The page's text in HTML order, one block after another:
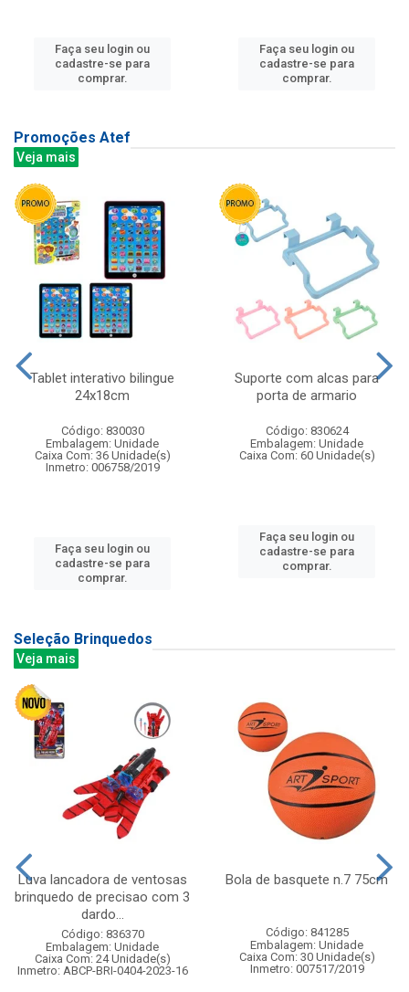
Faça seu login ou
cadastre-se para
comprar.
Faça seu login ou
cadastre-se para
comprar.
Promoções Atef
Veja mais
Tablet interativo bilingue
24x18cm
Código: 830030
Embalagem: Unidade
Caixa Com: 36 Unidade(s)
Inmetro: 006758/2019
Faça seu login ou
cadastre-se para
comprar.
Suporte com alcas para
porta de armario
Código: 830624
Embalagem: Unidade
Caixa Com: 60 Unidade(s)
Faça seu login ou
cadastre-se para
comprar.
Seleção Brinquedos
Veja mais
Luva lancadora de ventosas
brinquedo de precisao com 3
dardo...
Código: 836370
Embalagem: Unidade
Caixa Com: 24 Unidade(s)
Inmetro: ABCP-BRI-0404-2023-16
Bola de basquete n.7 75cm
Código: 841285
Embalagem: Unidade
Caixa Com: 30 Unidade(s)
Inmetro: 007517/2019